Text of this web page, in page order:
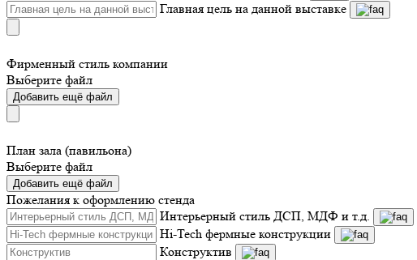
Главная цель на данной выставке
Фирменный стиль компании
Выберите файл
Добавить ещё файл
План зала (павильона)
Выберите файл
Добавить ещё файл
Пожелания к оформлению стенда
Интерьерный стиль ДСП, МДФ и т.д.
Hi-Tech фермные конструкции
Конструктив